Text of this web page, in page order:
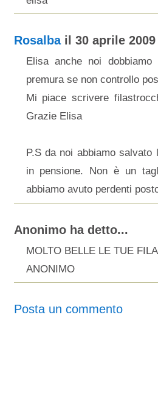
Rosalbail 30 aprile 2009
Elisa anche noi
premura se non controllo
Mi piace scrivere
Grazie Elisa
P.S da noi abbiamo
in pensione. Non è un
abbiamo avuto perdenti
Anonimo ha detto...
MOLTO BELLE LE TUE
ANONIMO
Posta un commento